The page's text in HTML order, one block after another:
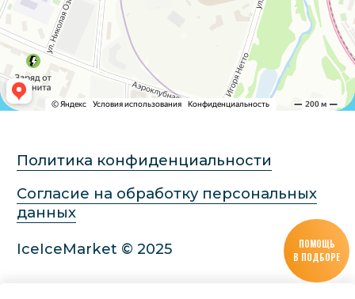
ПОМОЩЬ
В ПОДБОРЕ